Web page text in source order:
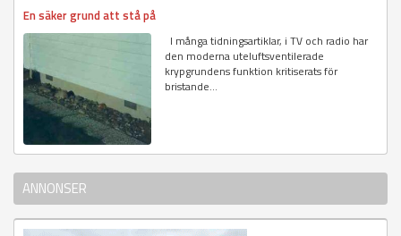
En säker grund att stå på
I många tidningsartiklar, i TV och radio har
den moderna uteluftsventilerade
krypgrundens funktion kritiserats för
bristande...
ANNONSER